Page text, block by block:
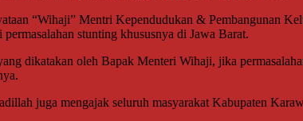
“Wihaji” Mentri Kependudukan & Pembangunan
stunting khususnya di Jawa Barat.
dikatakan oleh Bapak Menteri Wihaji, jika
juga mengajak seluruh masyarakat Kabupaten